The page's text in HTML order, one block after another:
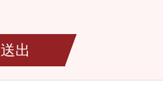
送出